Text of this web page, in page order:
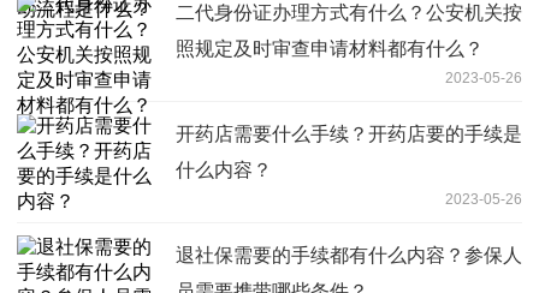
二代身份证办理方式有什么？公安机关按
照规定及时审查申请材料都有什么？
2023-05-26
开药店需要什么手续？开药店要的手续是
什么内容？
2023-05-26
退社保需要的手续都有什么内容？参保人